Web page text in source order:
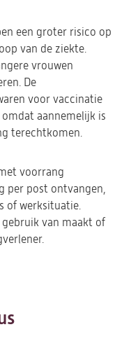
een groter risico op
van de ziekte.
vrouwen
De
voor vaccinatie
aannemelijk is
terechtkomen.
voorrang
per post ontvangen,
of werksituatie.
van maakt of